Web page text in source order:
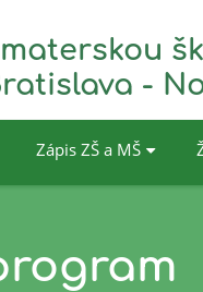
-
Zápis ZŠ a MŠ